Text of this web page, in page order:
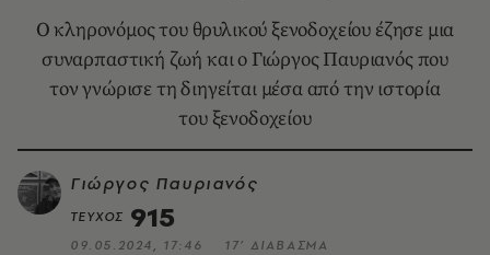
Ο κληρονόμος του θρυλικού ξενοδοχείου έζησε μια
συναρπαστική ζωή και ο Γιώργος Παυριανός που
τον γνώρισε τη διηγείται μέσα από την ιστορία
του ξενοδοχείου
Γιώργος Παυριανός
ΤΕΥΧΟΣ 915
09.05.2024, 17:46
17’ ΔΙΑΒΑΣΜΑ